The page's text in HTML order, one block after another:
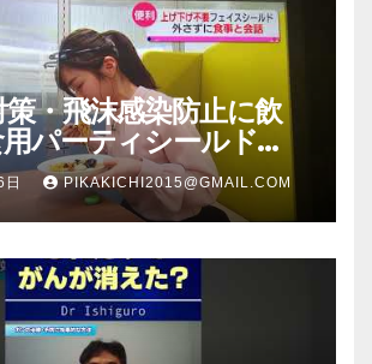
・飛沫感染防止に飲
パーティシールド
食代替品）ＦＢＣ福井
番組での紹介映像
PIKAKICHI2015@GMAIL.COM